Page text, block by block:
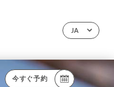
JA
今すぐ予約